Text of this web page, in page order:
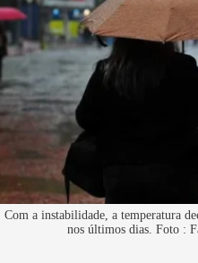
Com a instabilidade, a temperatura
nos últimos dias. Foto :